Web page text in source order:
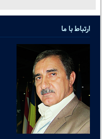
ارتباط با ما